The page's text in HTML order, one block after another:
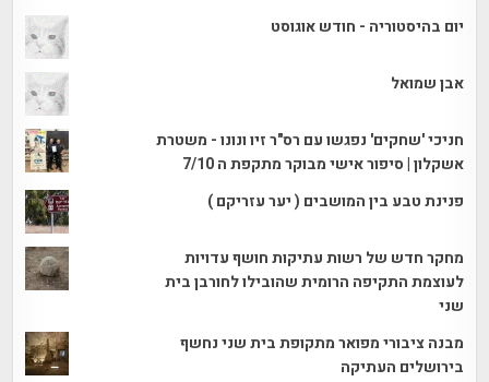
יום בהיסטוריה - חודש אוגוסט
אבן שמואל
חניכי 'שחקים' נפגשו עם רס"ר זיו ונונו - משטרת
אשקלון | סיפור אישי מבוקר מתקפת ה 7/10
פנינת טבע בין המושבים ( יער עזריקם )
מחקר חדש של רשות עתיקות חושף עדויות
לעוצמת התקיפה הרומית שהובילו לחורבן בית
שני
מבנה ציבורי מפואר מתקופת בית שני נחשף
בירושלים העתיקה